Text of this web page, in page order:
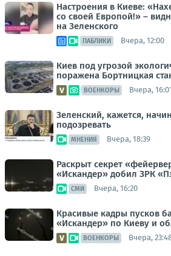
Настроения в Киеве:
со своей Европой!» –
на Зеленского
ПАБЛИКИ Вчера, 12:00
Киев под угрозой
поражена Бортницкая
ВОЕНКОРЫ Вчера,
Зеленский, кажется,
подозревать
МНЕНИЯ Вчера, 18:39
Раскрыт секрет
«Искандер» добил ЗРК
СМИ Вчера, 16:20
Красивые кадры пусков
«Искандер» по Киеву и
ВОЕНКОРЫ Вчера,